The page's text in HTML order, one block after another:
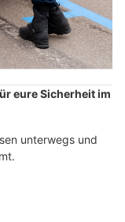
eure Sicherheit im
unterwegs und